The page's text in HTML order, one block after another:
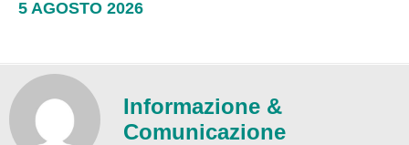
5 AGOSTO 2026
Informazione &
Comunicazione